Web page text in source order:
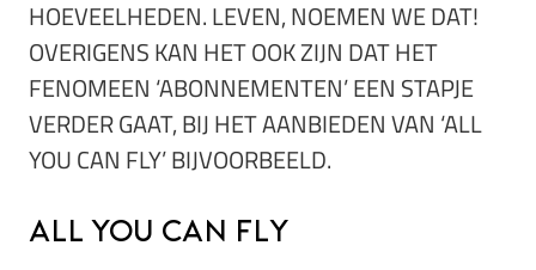
HOEVEELHEDEN. LEVEN, NOEMEN WE DAT!
OVERIGENS KAN HET OOK ZIJN DAT HET
FENOMEEN ‘ABONNEMENTEN’ EEN STAPJE
VERDER GAAT, BIJ HET AANBIEDEN VAN ‘ALL
YOU CAN FLY’ BIJVOORBEELD.
All you can fly